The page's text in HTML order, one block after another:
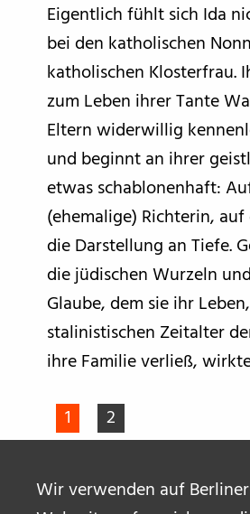
Wir verwenden auf
Eigentlich fühlt sich Ida
bei den katholischen
katholischen Klosterfrau.
zum Leben ihrer Tante
Eltern widerwillig
und beginnt an ihrer
etwas schablonenhaft:
(ehemalige) Richterin,
die Darstellung an Tiefe.
die jüdischen Wurzeln
Glaube, dem sie ihr
stalinistischen Zeitalter
ihre Familie verließ,
1
2